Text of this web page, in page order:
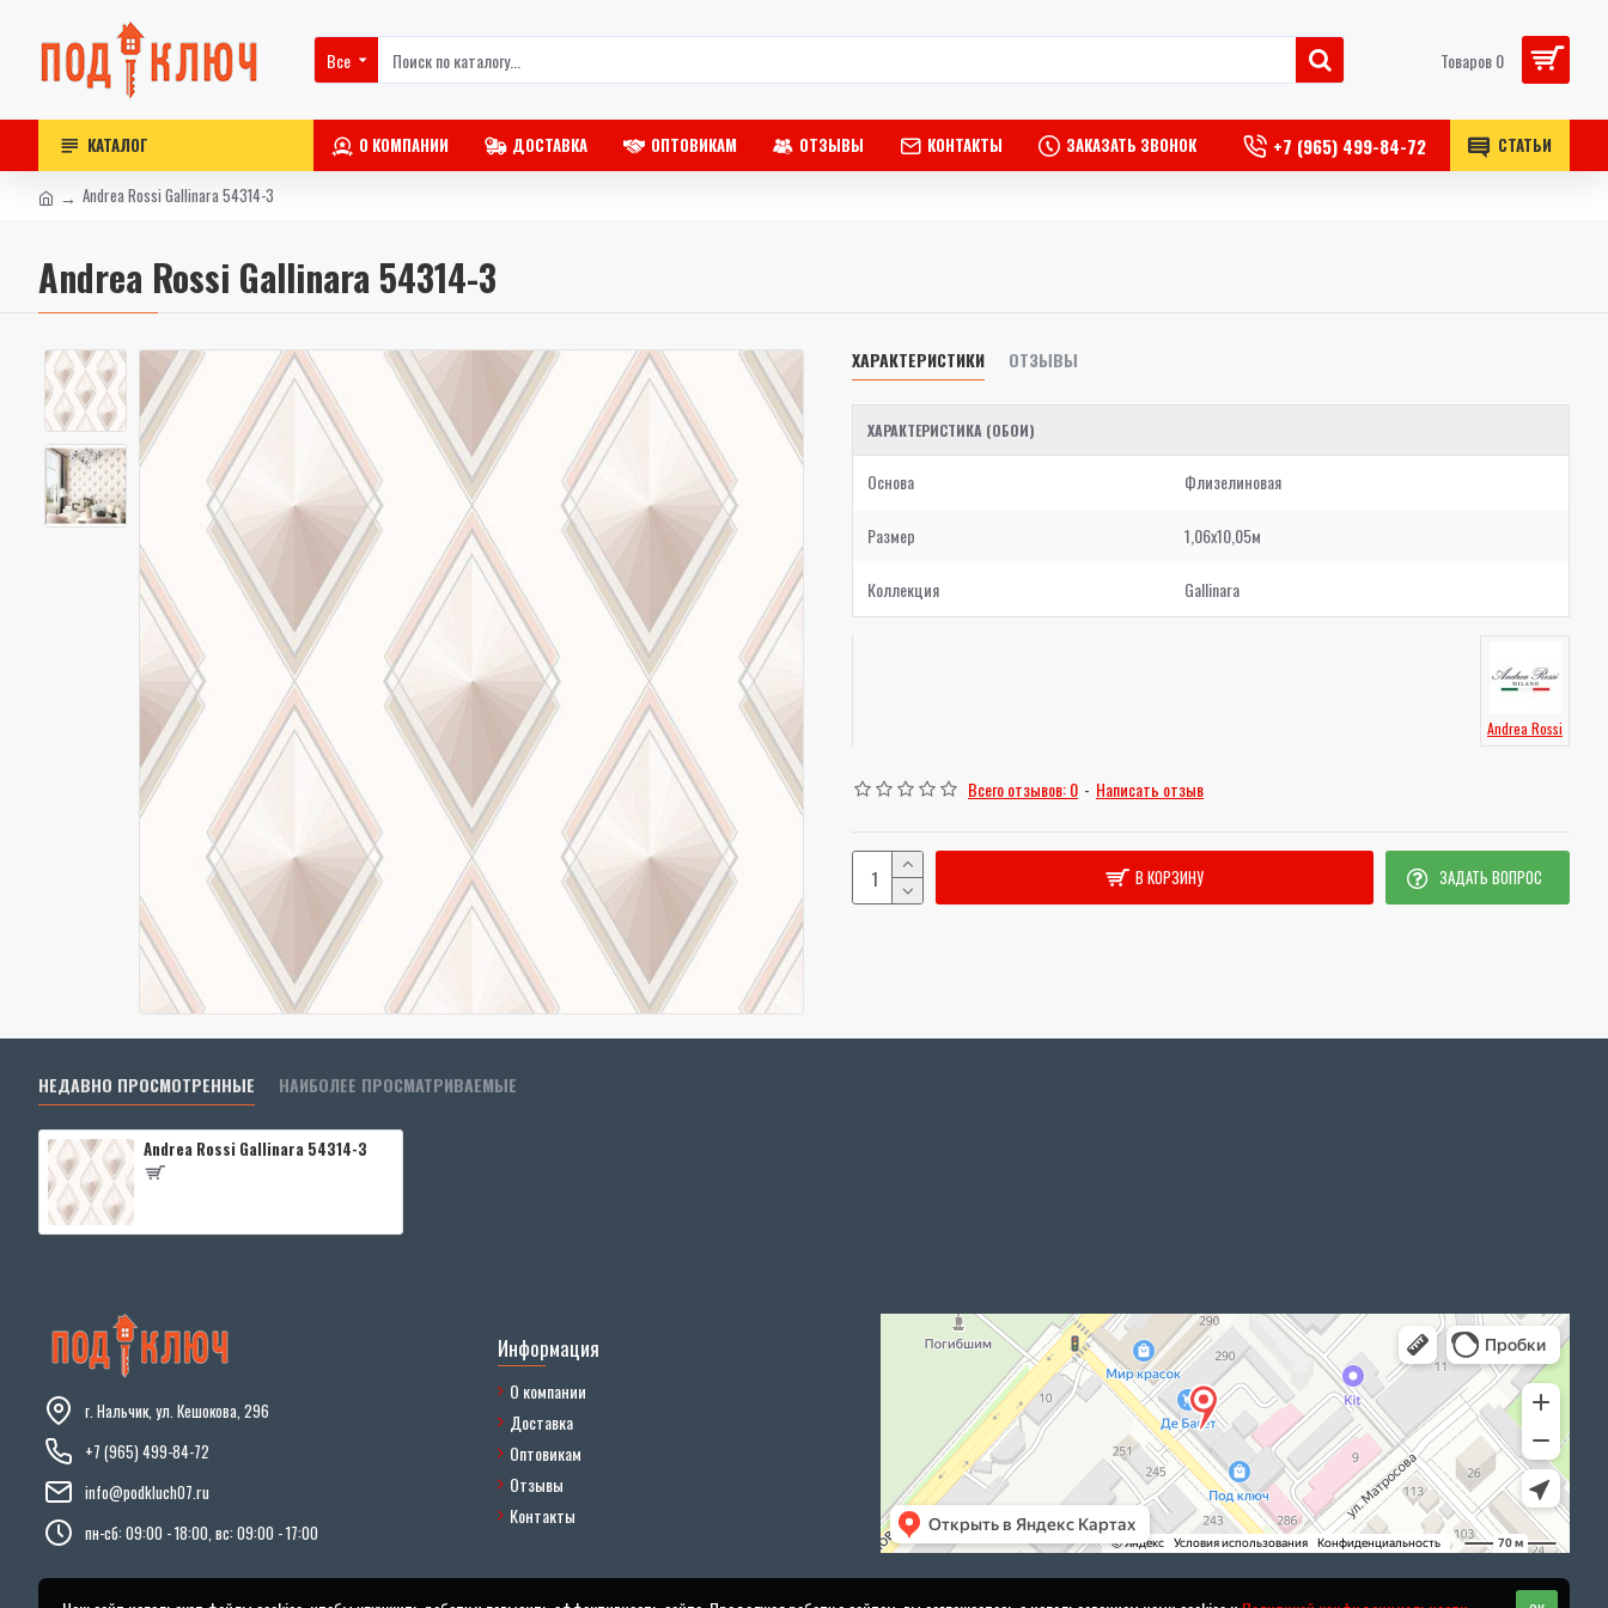
Все Товаров 0
КАТАЛОГ О КОМПАНИИ ДОСТАВКА ОПТОВИКАМ ОТЗЫВЫ КОНТАКТЫ ЗАКАЗАТЬ ЗВОНОК +7 (965) 499-84-72 СТАТЬИ
Andrea Rossi Gallinara 54314-3
Andrea Rossi Gallinara 54314-3
ХАРАКТЕРИСТИКИ ОТЗЫВЫ
ХАРАКТЕРИСТИКА (ОБОИ)
Основа Флизелиновая
Размер 1,06x10,05м
Коллекция Gallinara
Andrea Rossi
Всего отзывов: 0 - Написать отзыв
В КОРЗИНУ ЗАДАТЬ ВОПРОС
НЕДАВНО ПРОСМОТРЕННЫЕ НАИБОЛЕЕ ПРОСМАТРИВАЕМЫЕ
Andrea Rossi Gallinara 54314-3
г. Нальчик, ул. Кешокова, 296
+7 (965) 499-84-72
info@podkluch07.ru
пн-сб: 09:00 - 18:00, вс: 09:00 - 17:00
Информация
О компании
Доставка
Оптовикам
Отзывы
Контакты